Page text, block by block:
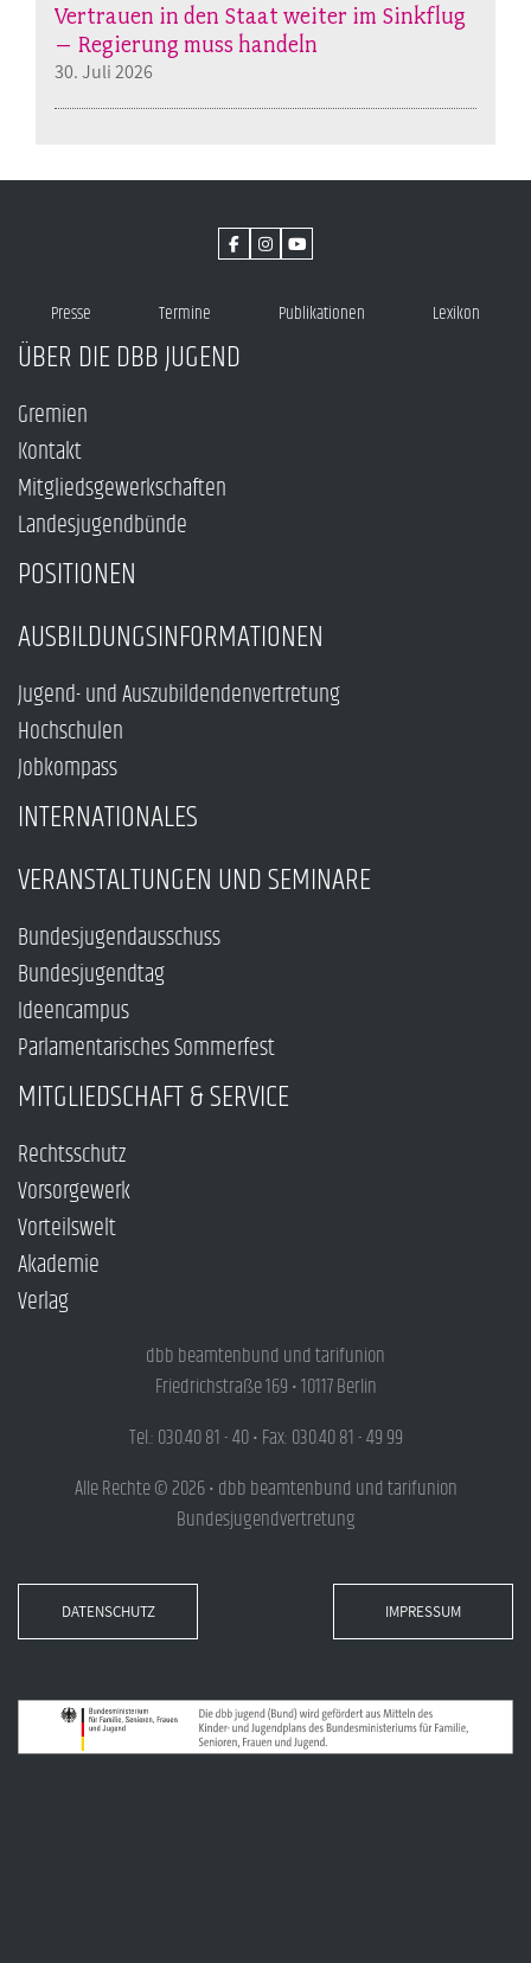
Vertrauen in den Staat weiter im Sinkflug
– Regierung muss handeln
30. Juli 2026
Presse Termine Publikationen Lexikon
ÜBER DIE DBB JUGEND
Gremien
Kontakt
Mitgliedsgewerkschaften
Landesjugendbünde
POSITIONEN
AUSBILDUNGSINFORMATIONEN
Jugend- und Auszubildendenvertretung
Hochschulen
Jobkompass
INTERNATIONALES
VERANSTALTUNGEN UND SEMINARE
Bundesjugendausschuss
Bundesjugendtag
Ideencampus
Parlamentarisches Sommerfest
MITGLIEDSCHAFT & SERVICE
Rechtsschutz
Vorsorgewerk
Vorteilswelt
Akademie
Verlag
dbb beamtenbund und tarifunion
Friedrichstraße 169 • 10117 Berlin
Tel.: 030.40 81 - 40 • Fax: 030.40 81 - 49 99
Alle Rechte © 2026 • dbb beamtenbund und tarifunion
Bundesjugendvertretung
DATENSCHUTZ IMPRESSUM